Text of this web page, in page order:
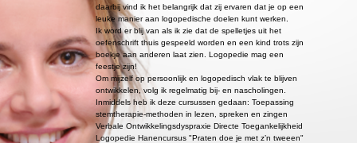
daarbij vind ik het belangrijk dat zij ervaren dat je op een
leuke manier aan logopedische doelen kunt werken.
Ik word er blij van als ik zie dat de spelletjes uit het
oefenschrift thuis gespeeld worden en een kind trots zijn
boekje aan anderen laat zien. Logopedie mag een
feestje zijn!
Om mijzelf op persoonlijk en logopedisch vlak te blijven
ontwikkelen, volg ik regelmatig bij- en nascholingen.
Inmiddels heb ik deze cursussen gedaan: Toepassing
stemtherapie-methoden in lezen, spreken en zingen
Verbale Ontwikkelingsdyspraxie Directe Toegankelijkheid
Logopedie Hanencursus "Praten doe je met z’n tweeen"